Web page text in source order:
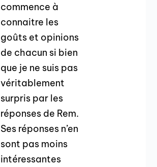
commence à
connaitre les
goûts et opinions
de chacun si bien
que je ne suis pas
véritablement
surpris par les
réponses de Rem.
Ses réponses n’en
sont pas moins
intéressantes